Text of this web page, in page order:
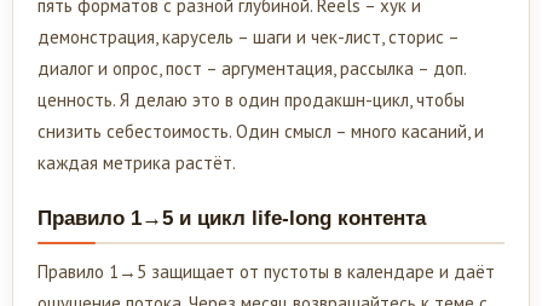
пять форматов с разной глубиной. Reels – хук и
демонстрация, карусель – шаги и чек-лист, сторис –
диалог и опрос, пост – аргументация, рассылка – доп.
ценность. Я делаю это в один продакшн-цикл, чтобы
снизить себестоимость. Один смысл – много касаний, и
каждая метрика растёт.
Правило 1→5 и цикл life-long контента
Правило 1→5 защищает от пустоты в календаре и даёт